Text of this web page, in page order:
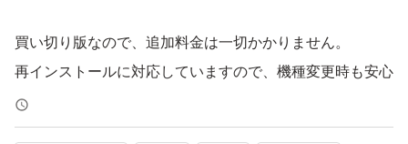
買い切り版なので、追加料金は一切かかりません。
再インストールに対応していますので、機種変更時も安心
です。